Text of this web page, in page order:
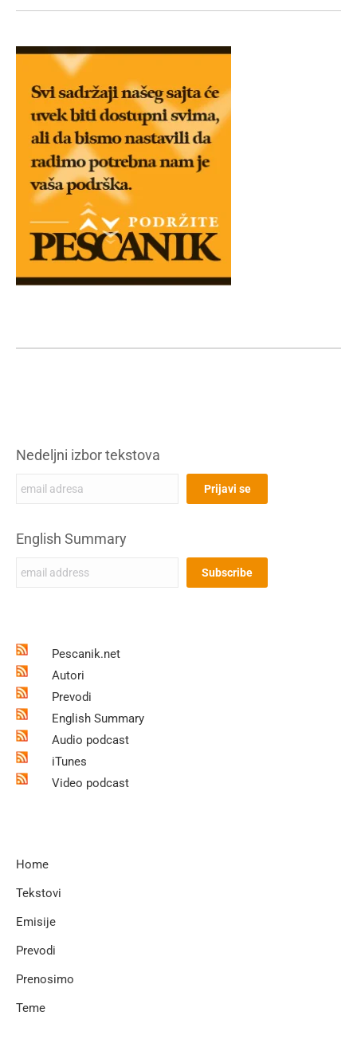
Nedeljni izbor tekstova
English Summary
Pescanik.net
Autori
Prevodi
English Summary
Audio podcast
iTunes
Video podcast
Home
Tekstovi
Emisije
Prevodi
Prenosimo
Teme